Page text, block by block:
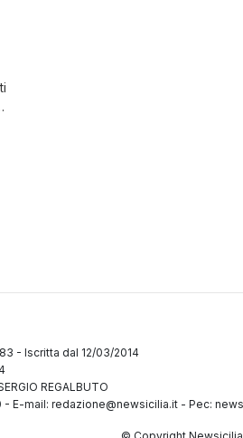
- Iscritta dal 12/03/2014
REGALBUTO
- E-mail: redazione@newsicilia.it - Pec: